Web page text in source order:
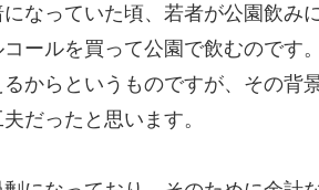
なっていた頃、若者が公園飲み
ールを買って公園で飲むのです
からというものですが、その背
だったと思います。